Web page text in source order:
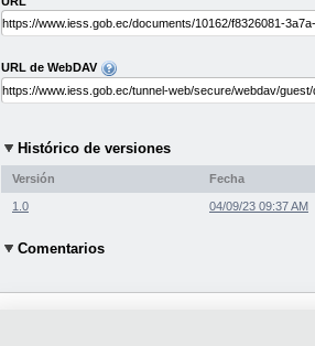
URL de WebDAV
Histórico de versiones
Versión Fecha
1.0 04/09/23 09:37 AM
Comentarios